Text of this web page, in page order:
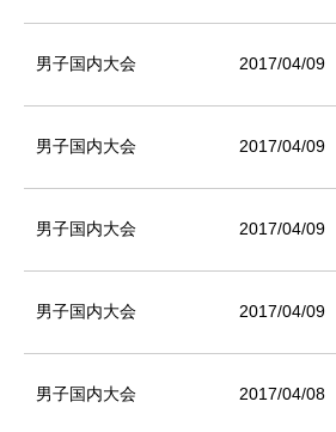
男子国内大会 2017/04/09
男子国内大会 2017/04/09
男子国内大会 2017/04/09
男子国内大会 2017/04/09
男子国内大会 2017/04/08